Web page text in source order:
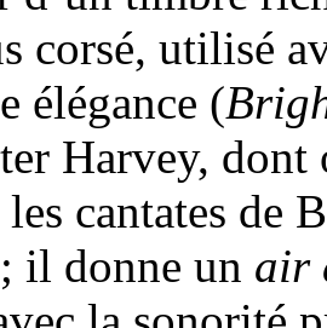
corsé, utilisé
élégance (
Harvey,
cantates de
il donne un air